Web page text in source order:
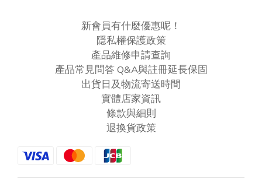
新會員有什麼優惠呢！
隱私權保護政策
產品維修申請查詢
產品常見問答 Q&A與註冊延長保固
出貨日及物流寄送時間
實體店家資訊
條款與細則
退換貨政策